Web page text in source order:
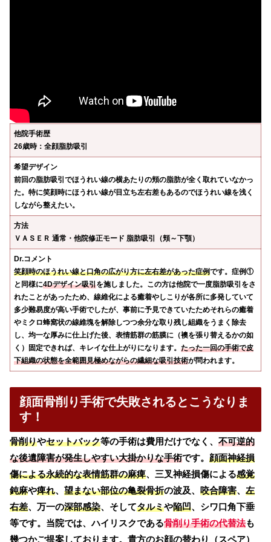
他院手術歴
26歳時：全顔脂肪吸引
希望デザイン
前回の脂肪吸引でほうれい線の横あたりの頬の脂肪が全く取れていなかっ
た。特に笑顔時にほうれい線が目立ち左右差もあるのでほうれい線を浅く
しながら整えたい。
方法
ＶＡＳＥＲ 通常・他院修正モード 脂肪吸引（頬～下顎）
Dr.コメント
笑顔時のほうれい線と口角の広がり方に左右差があった症例です。症例①
と同様に4Dデザイン吸引を施しました。この方は他院で一度脂肪吸引をさ
れたことがあったため、線維化による癒着やしこりが各所に多発していて
多少難易度が高い手術でしたが、事前に予見できていたためそれらの癒着
やミクロ蜂窩状の線維塊を解除しつつ余分な取り残し組織をうまく除去
し、均一な厚みに仕上げた後、表情筋群の筋膜に（襖を張り替えるかの如
く）固定できれば、キレイな仕上がりになります。 たった一回の手術で皮
下組織の状態を全範囲見極めながらの繊細な吸引技術が問われます。
顔面骨削り手術で失敗されるとこうなりま
す！
骨削りやセットバック等の手術は費用だけでなく、 不可逆的
な後遺障害が発生しやすい大掛かりな手術です。 顔面神経損
傷による永続的な表情筋群の麻痺、三叉神経損傷による感覚
鈍麻や痺れ、 望まない部位の亀裂骨折の波及、 咬合障害、 左
右差、万一の深部感染、そしてタルミや陥凹、シワ口角下垂
等です。当院では、ハイリスクである骨削り手術の代替法も
幾つかご提案しております。貴方のお顔の替わり（スペア）